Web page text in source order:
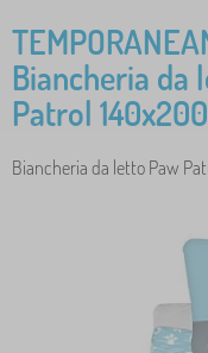
Biancheria da
Patrol
Biancheria da letto Paw